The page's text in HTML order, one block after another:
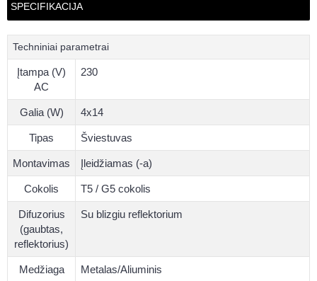
SPECIFIKACIJA
Techniniai parametrai
Įtampa (V)
AC
230
Galia (W) 4x14
Tipas Šviestuvas
Montavimas Įleidžiamas (-a)
Cokolis T5 / G5 cokolis
Difuzorius
(gaubtas,
reflektorius)
Su blizgiu reflektorium
Medžiaga Metalas/Aliuminis